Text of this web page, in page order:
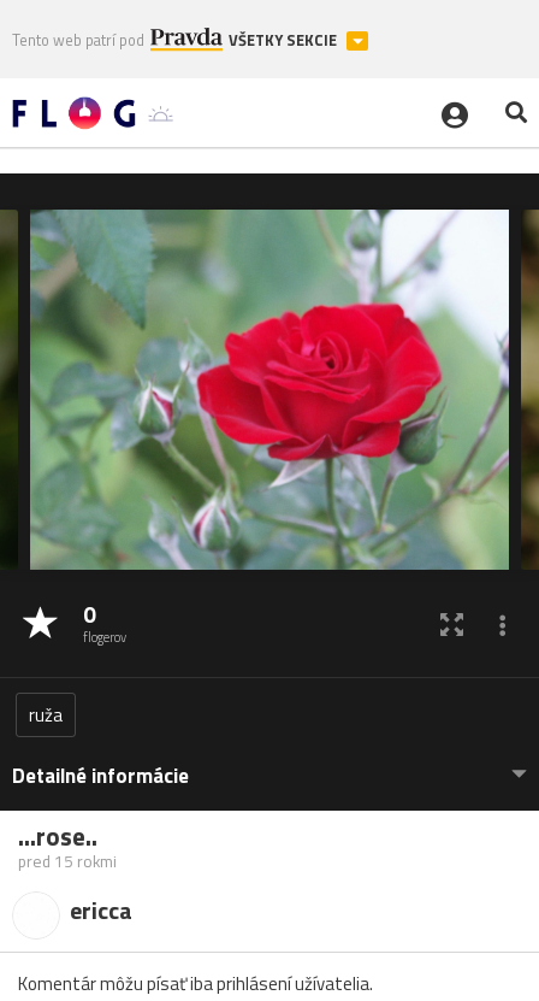
Tento web patrí pod VŠETKY SEKCIE
0
flogerov
ruža
Detailné informácie
...rose..
pred 15 rokmi
ericca
Komentár môžu písať iba prihlásení užívatelia.